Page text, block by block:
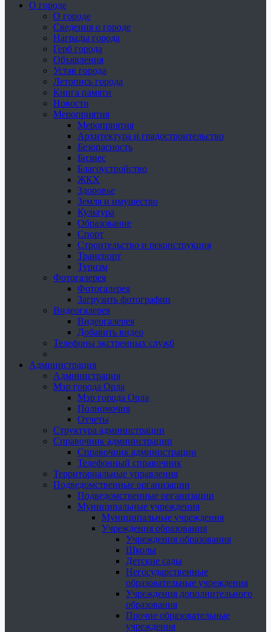
О городе
О городе
Сведения о городе
Награды города
Герб города
Объявления
Устав города
Летопись города
Книга памяти
Новости
Мероприятия
Мероприятия
Архитектура и градостроительство
Безопасность
Бизнес
Благоустройство
ЖКХ
Здоровье
Земля и имущество
Культура
Образование
Спорт
Строительство и реконструкция
Транспорт
Туризм
Фотогалерея
Фотогалерея
Загрузить фотографии
Видеогалерея
Видеогалерея
Добавить видео
Телефоны экстренных служб
Администрация
Администрация
Мэр города Орла
Мэр города Орла
Полномочия
Отчеты
Структура администрации
Справочник администрации
Справочник администрации
Телефонный справочник
Территориальные управления
Подведомственные организации
Подведомственные организации
Муниципальные учреждения
Муниципальные учреждения
Учреждения образования
Учреждения образования
Школы
Детские сады
Негосударственные
образовательные учреждения
Учреждения дополнительного
образования
Прочие образовательные
учреждения